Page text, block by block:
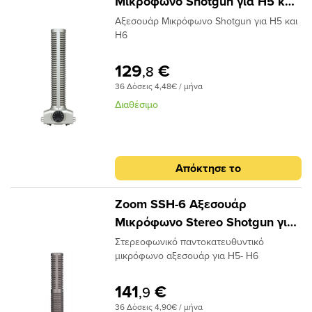
H6
Aξεσουάρ Mικρόφωνο Shotgun για H5 και
H6
129,8 €
36 Δόσεις 4,48€ / μήνα
Διαθέσιμο
Απόκτησε το
Zoom SSH-6 Αξεσουάρ
Μικρόφωνο Stereo Shotgun για
H5 και H6
Στερεοφωνικό παντοκατευθυντικό
μικρόφωνο αξεσουάρ για H5- H6
141,9 €
36 Δόσεις 4,90€ / μήνα